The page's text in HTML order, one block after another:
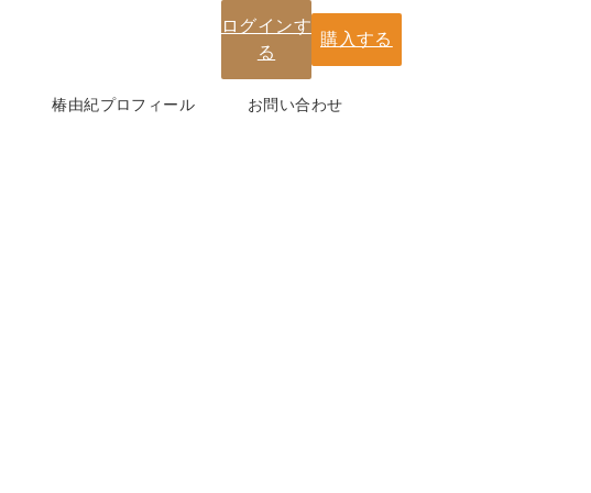
ログインす
る
購入する
椿由紀プロフィール お問い合わせ